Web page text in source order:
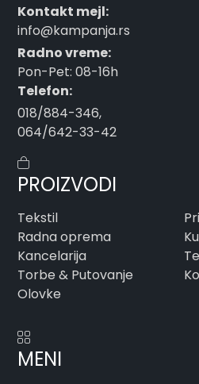
Kontakt mejl:
info@kampanja.rs
Radno vreme:
Pon-Pet: 08-16h
Telefon:
018/884-346,
064/642-33-42
PROIZVODI
Tekstil
Radna oprema
Kancelarija
Torbe & Putovanje
Olovke
MENI